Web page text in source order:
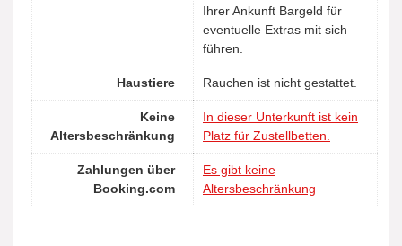
Ihrer Ankunft Bargeld für
eventuelle Extras mit sich
führen.
Haustiere Rauchen ist nicht gestattet.
Keine
Altersbeschränkung
In dieser Unterkunft ist kein
Platz für Zustellbetten.
Zahlungen über
Booking.com
Es gibt keine
Altersbeschränkung